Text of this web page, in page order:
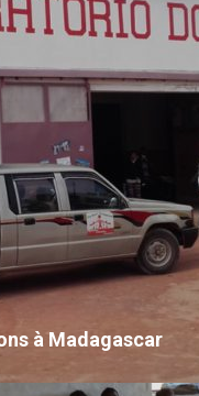
Nourriture Typique
DÉTAIL
à Madagascar